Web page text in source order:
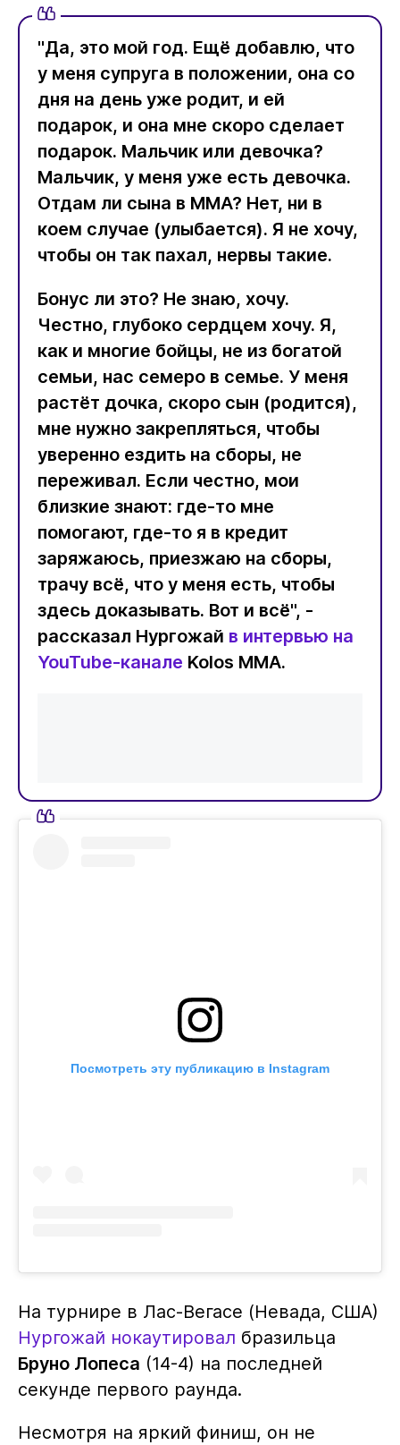
"Да, это мой год. Ещё добавлю, что
у меня супруга в положении, она со
дня на день уже родит, и ей
подарок, и она мне скоро сделает
подарок. Мальчик или девочка?
Мальчик, у меня уже есть девочка.
Отдам ли сына в ММА? Нет, ни в
коем случае (улыбается). Я не хочу,
чтобы он так пахал, нервы такие.
Бонус ли это? Не знаю, хочу.
Честно, глубоко сердцем хочу. Я,
как и многие бойцы, не из богатой
семьи, нас семеро в семье. У меня
растёт дочка, скоро сын (родится),
мне нужно закрепляться, чтобы
уверенно ездить на сборы, не
переживал. Если честно, мои
близкие знают: где-то мне
помогают, где-то я в кредит
заряжаюсь, приезжаю на сборы,
трачу всё, что у меня есть, чтобы
здесь доказывать. Вот и всё", -
рассказал Нургожай в интервью на
YouTube-канале Kolos MMA.
Посмотреть эту публикацию в Instagram
На турнире в Лас-Вегасе (Невада, США)
Нургожай нокаутировал бразильца
Бруно Лопеса (14-4) на последней
секунде первого раунда.
Несмотря на яркий финиш, он не